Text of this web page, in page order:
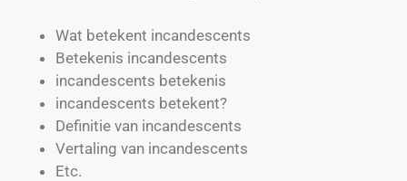
Wat betekent incandescents
Betekenis incandescents
incandescents betekenis
incandescents betekent?
Definitie van incandescents
Vertaling van incandescents
Etc.